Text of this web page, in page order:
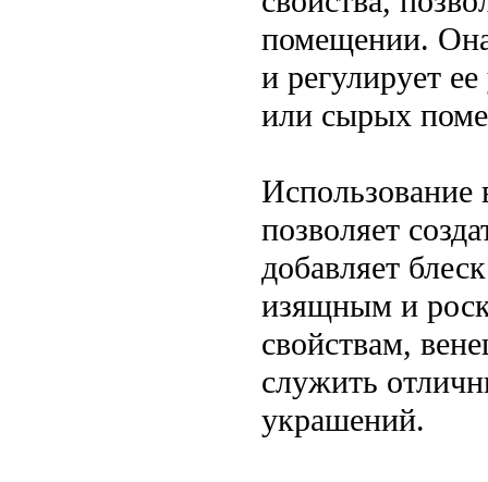
помещении.
и регулирует
или сырых
Использование
позволяет
добавляет
изящным и
свойствам,
служить
украшений.